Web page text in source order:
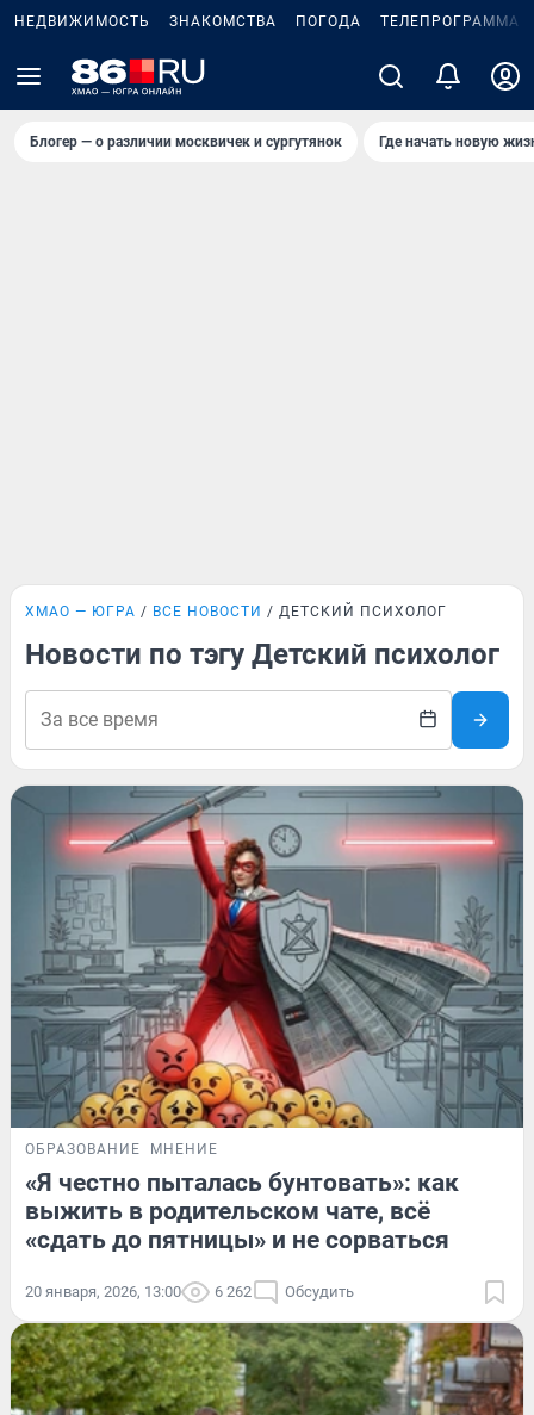
НЕДВИЖИМОСТЬ ЗНАКОМСТВА ПОГОДА ТЕЛЕПРОГРАММА
Блогер — о различии москвичек и сургутянок Где начать новую
ХМАО — ЮГРА ВСЕ НОВОСТИ ДЕТСКИЙ ПСИХОЛОГ
Новости по тэгу Детский психолог
ОБРАЗОВАНИЕ МНЕНИЕ
«Я честно пыталась бунтовать»: как
выжить в родительском чате, всё
«сдать до пятницы» и не сорваться
20 января, 2026, 13:00 6 262 Обсудить